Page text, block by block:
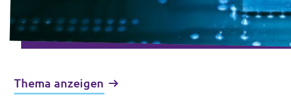
Thema anzeigen